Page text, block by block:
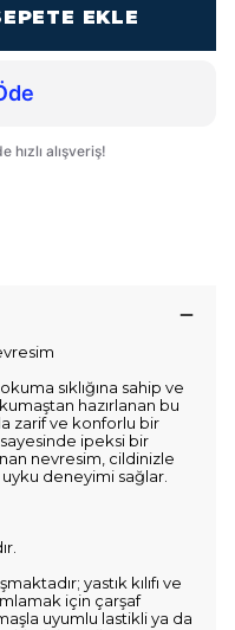
EKLE
sıklığına sahip ve
hazırlanan bu
zarif ve konforlu bir
ipeksi bir
nevresim, cildinizle
deneyimi sağlar.
yastık kılıfı ve
için çarşaf
uyumlu lastikli ya da